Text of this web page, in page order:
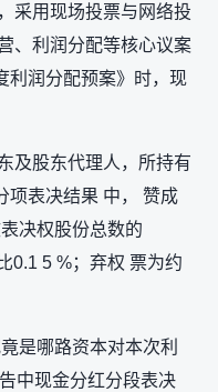
采用现场投票与网络投
、利润分配等核心议案
利润分配预案》时，现
及股东代理人，所持有
项表决结果 中， 赞成
决权股份总数的
0.1 5 %；弃权 票为约
是哪路资本对本次利
中现金分红分段表决